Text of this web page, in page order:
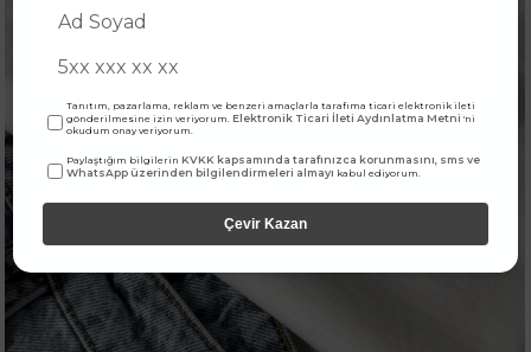
Tanıtım, pazarlama, reklam ve benzeri amaçlarla tarafıma ticari elektronik ileti
gönderilmesine izin veriyorum.Elektronik Ticari İleti Aydınlatma Metni 'ni
okudum onay veriyorum.
Paylaştığım bilgilerinKVKK kapsamında tarafınızca korunmasını, sms ve
WhatsApp üzerinden bilgilendirmeleri almayı kabul ediyorum.
Çevir Kazan